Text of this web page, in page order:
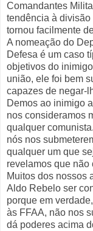
Comandantes
tendência à
tornou facilmente
A nomeação do
Defesa é um caso
objetivos do
união, ele foi bem
capazes de negar-
Demos ao inimigo
nos consideramos
qualquer
nós nos
qualquer um que
revelamos que não
Muitos dos nossos
Aldo Rebelo ser
porque em
às FFAA, não nos
dá poderes acima